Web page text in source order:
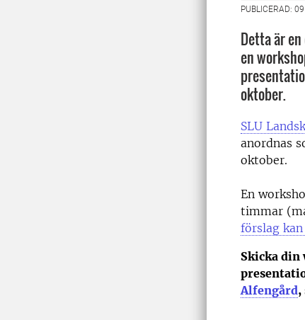
PUBLICERAD:
Detta är
en
oktober.
SLU
anordnas
oktober.
En
timmar
förslag
Skicka
Alfengård,